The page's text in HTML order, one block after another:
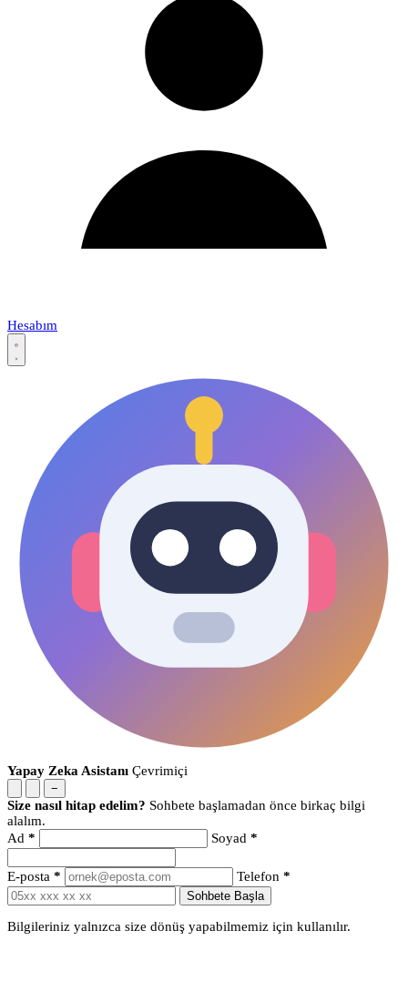
Hesabım
Yapay Zeka Asistanı Çevrimiçi
−
Size nasıl hitap edelim? Sohbete başlamadan önce birkaç bilgi
alalım.
Ad * Soyad *
E-posta * Telefon *
Sohbete Başla
Bilgileriniz yalnızca size dönüş yapabilmemiz için kullanılır.